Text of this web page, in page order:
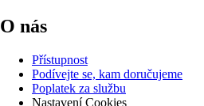
O nás
Přístupnost
Podívejte se, kam doručujeme
Poplatek za službu
Nastavení Cookies